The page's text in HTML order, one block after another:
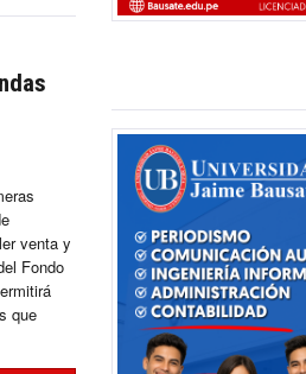
venta y
Fondo
que